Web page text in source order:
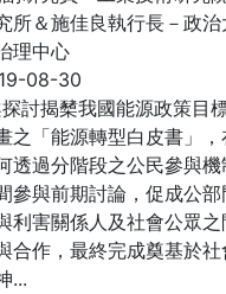
所＆施佳良執行長－政治
理中心
08-30
討揭櫫我國能源政策目
之「能源轉型白皮書」，
透過分階段之公民參與機
參與前期討論，促成公部
利害關係人及社會公眾之
合作，最終完成奠基於社
...